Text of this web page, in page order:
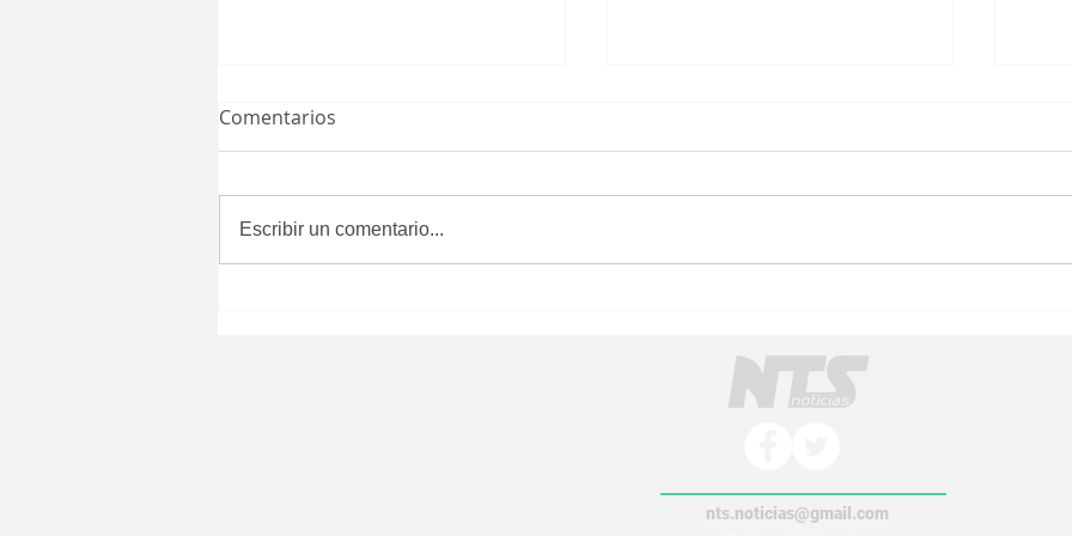
supervisión de la Presidenta
Dayana Pérez
Comentarios
Escribir un comentario...
nts.noticias@gmail.com